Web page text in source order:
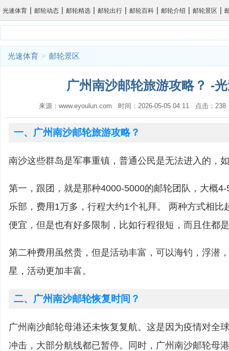
光速体育 | 邮轮动态 | 邮轮精选 | 邮轮出行 | 邮轮百科 | 邮轮介绍 | 邮轮景区 |
光速体育 > 邮轮景区
广州南沙邮轮旅游攻略？ -
来源：www.eyoulun.com 时间：2026-05-05 04:11 点击：
一、广州南沙邮轮旅游攻略？
南沙这些群岛是军事重镇，普通公民是无法进入的，
第一，跟团，就是那种4000-5000的邮轮团队，大概
乐部，费用1万多，行程大约1个礼拜。 两种方式相比
便宜，但是也有好多限制，比如行程很短，而且住都
第二种费用虽然贵，但是活动丰富，可以海钓，浮潜
星，活动更加丰富。
二、广州南沙邮轮恢复时间？
广州南沙邮轮母港还未恢复复航。这是因为疫情对全
冲击，大部分航线都已暂停。同时，广州南沙邮轮母